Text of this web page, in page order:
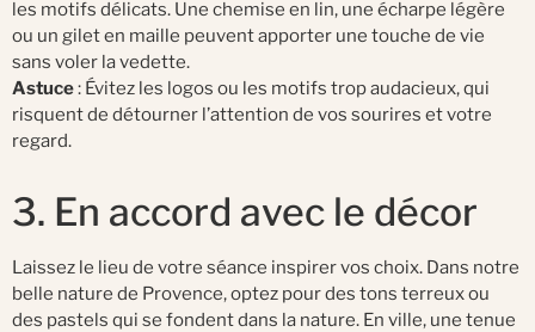
les motifs délicats. Une chemise en lin, une écharpe légère
ou un gilet en maille peuvent apporter une touche de vie
sans voler la vedette.
Astuce: Évitez les logos ou les motifs trop audacieux, qui
risquent de détourner l’attention de vos sourires et votre
regard.
3. En accord avec le décor
Laissez le lieu de votre séance inspirer vos choix. Dans notre
belle nature de Provence, optez pour des tons terreux ou
des pastels qui se fondent dans la nature. En ville, une tenue